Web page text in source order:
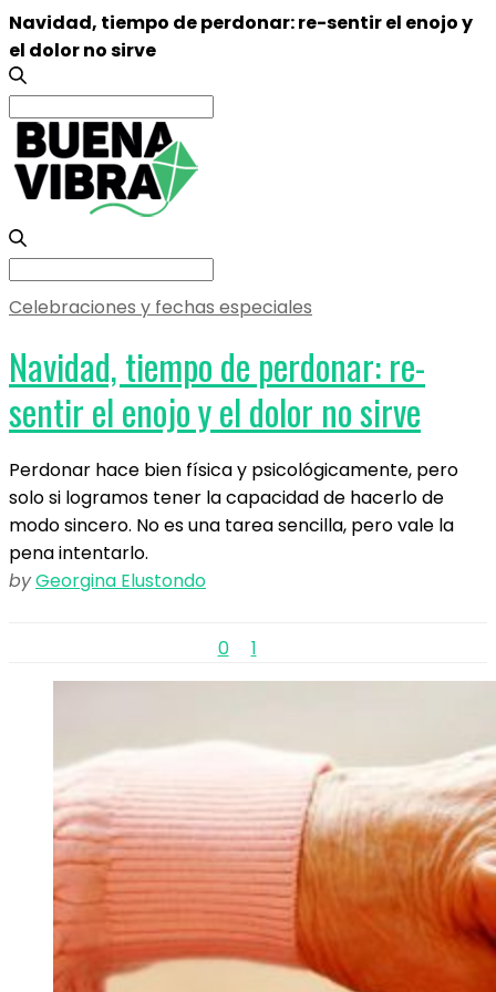
Navidad, tiempo de perdonar: re-sentir el enojo y
el dolor no sirve
Search
for:
Search
Celebraciones y fechas especiales
Navidad, tiempo de perdonar: re-
sentir el enojo y el dolor no sirve
Perdonar hace bien física y psicológicamente, pero
solo si logramos tener la capacidad de hacerlo de
modo sincero. No es una tarea sencilla, pero vale la
pena intentarlo.
byGeorgina Elustondo
0 1